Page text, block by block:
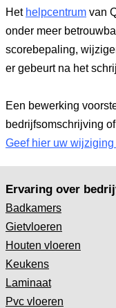
Het helpcentrum van
onder meer
scorebepaling,
er gebeurt na het
Een bewerking
bedrijfsomschrijving
Geef hier uw wijziging
Ervaring over
Badkamers
Gietvloeren
Houten vloeren
Keukens
Laminaat
Pvc vloeren